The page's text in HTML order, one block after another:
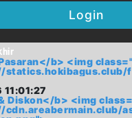
Login
b> <img
Diskon</b> <img
cdn.areabermain.club/